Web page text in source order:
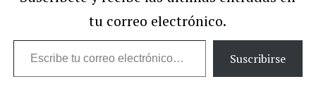
tu correo electrónico.
Escribe
tu
Suscribirse